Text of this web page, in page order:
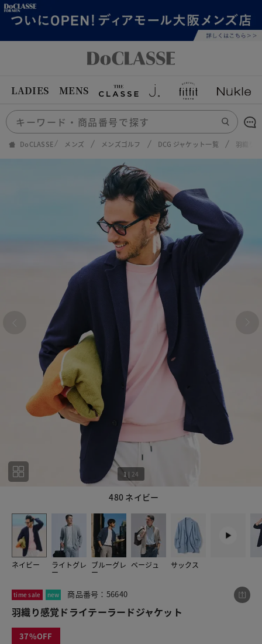
LADIES MENS
DoCLASSE メンズ メンズゴルフ DCG ジャケット一覧 羽織り
480 ネイビー
1 | 24
ネイビー ライトグレ
ー
ブルーグレ
ー
ベージュ サックス
1 24
time sale new 商品番号：56640
羽織り感覚ドライテーラードジャケット
37
この商品をシェアする
羽織り感覚ドライテーラードジャケット
¥9,900 税込¥10,890